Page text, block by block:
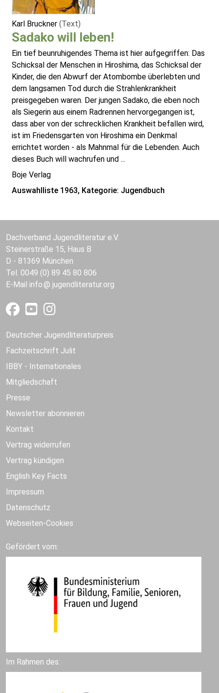
Karl Bruckner (Text)
Sadako will leben!
Ein tief beunruhigendes Thema ist hier aufgegriffen: Das
Schicksal der Menschen in Hiroshima, das Schicksal der
Kinder, die den Abwurf der Atombombe überlebten und
dem langsamen Tod durch die Strahlenkrankheit
preisgegeben waren. Der jungen Sadako, die eben noch
als Siegerin aus einem Radrennen hervorgegangen ist,
dass aber von der schrecklichen Krankheit befallen wird,
ist im Friedensgarten von Hiroshima ein Denkmal
errichtet worden - als Mahnmal für die Lebenden. Auch
dieses Buch will wachrufen und ...
Boje Verlag
Auswahlliste 1963, Kategorie: Jugendbuch
Dachverband Jugendliteratur e.V.
Steinerstraße 15, Haus B
D - 81369 München
Tel. 0049 (0) 89 45 80 806
E-Mail info jugendliteratur.org
Deutscher Jugendliteraturpreis
Fachzeitschrift Julit
IBBY - Internationales
Mitgliedschaft
Presse
Newsletter abonnieren
Kontakt
Vertrag widerrufen
Vertrag kündigen
English Key Facts
Impressum
Datenschutz
Webseiten-Cookies
Gefördert vom:
Im Rahmen des: